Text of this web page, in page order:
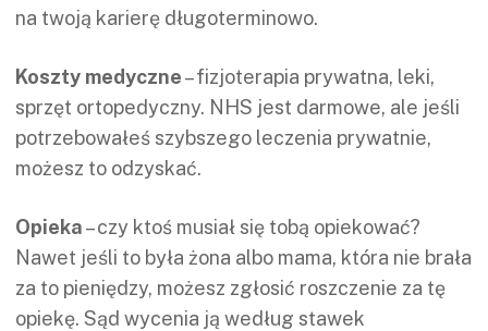
na twoją karierę długoterminowo.
Koszty medyczne– fizjoterapia prywatna, leki,
sprzęt ortopedyczny. NHS jest darmowe, ale jeśli
potrzebowałeś szybszego leczenia prywatnie,
możesz to odzyskać.
Opieka– czy ktoś musiał się tobą opiekować?
Nawet jeśli to była żona albo mama, która nie brała
za to pieniędzy, możesz zgłosić roszczenie za tę
opiekę. Sąd wycenia ją według stawek